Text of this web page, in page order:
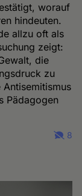
worauf
hindeuten.
allzu oft als
zeigt:
die
zu
Pädagogen
8